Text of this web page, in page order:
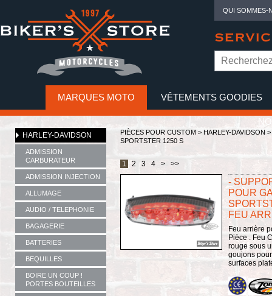
QUI SOMMES-
MARQUES MOTO VÊTEMENTS GOODIES
HARLEY-DAVIDSON
ADMISSION
CARBURATEUR
ADMISSION INJECTION
ALLUMAGE
AUDIO / TELEPHONIE
BAGAGERIE
BATTERIES
BEQUILLES
BOIRE UN COUP !
PORTES BOUTEILLES
PIÈCES POUR CUSTOM > HARLEY-DAVIDSON >
SPORTSTER 1250 S
1 2 3 4 > >>
-
POUR
FEU
Feu arrière
Pièce . Feu
rouge sous
goujons
surfaces